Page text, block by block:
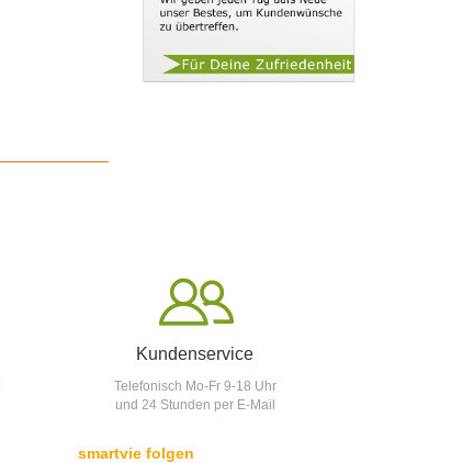
Kundenservice
Telefonisch Mo-Fr 9-18 Uhr
und 24 Stunden per E-Mail
smartvie folgen